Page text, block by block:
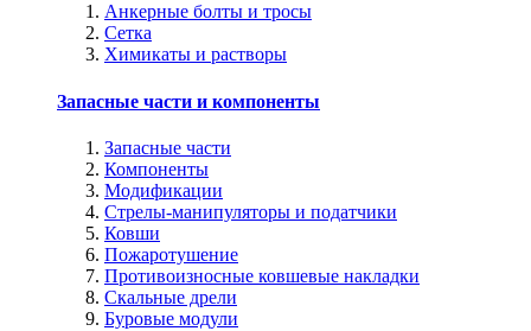
Анкерные болты и тросы
Сетка
Химикаты и растворы
Запасные части и компоненты
Запасные части
Компоненты
Модификации
Стрелы-манипуляторы и податчики
Ковши
Пожаротушение
Противоизносные ковшевые накладки
Скальные дрели
Буровые модули